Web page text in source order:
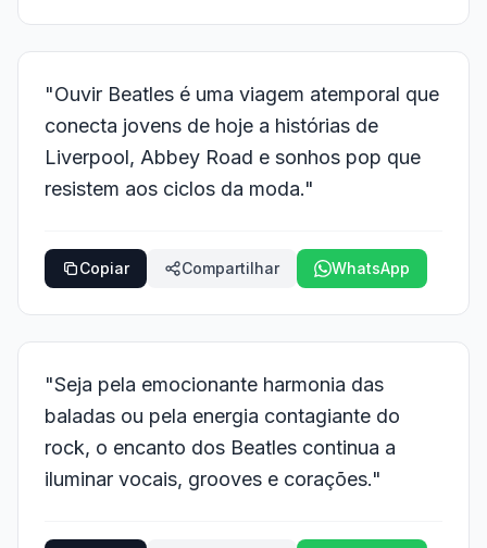
"Ouvir Beatles é uma viagem atemporal que
conecta jovens de hoje a histórias de
Liverpool, Abbey Road e sonhos pop que
resistem aos ciclos da moda."
Copiar Compartilhar WhatsApp
"Seja pela emocionante harmonia das
baladas ou pela energia contagiante do
rock, o encanto dos Beatles continua a
iluminar vocais, grooves e corações."